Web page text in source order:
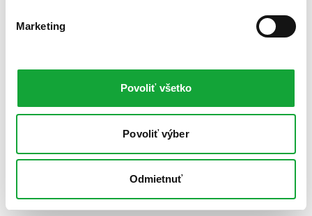
Marketing
Povoliť všetko
Povoliť výber
Odmietnuť